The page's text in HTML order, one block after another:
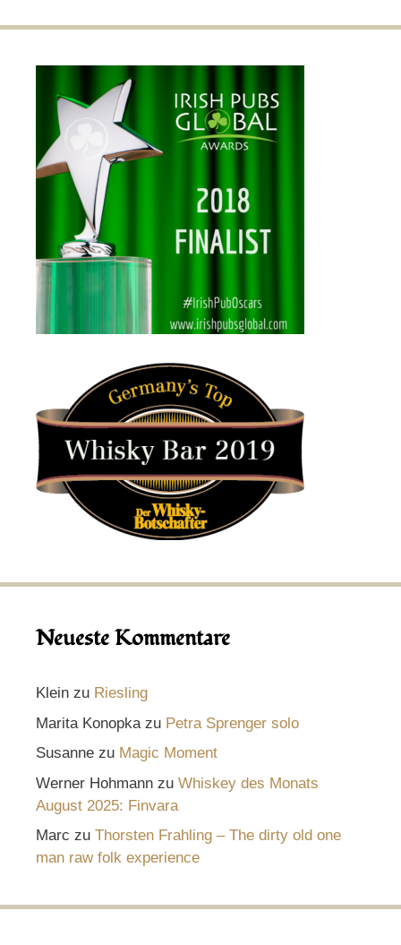
Neueste Kommentare
Klein zu Riesling
Marita Konopka zu Petra Sprenger solo
Susanne zu Magic Moment
Werner Hohmann zu Whiskey des Monats
August 2025: Finvara
Marc zu Thorsten Frahling – The dirty old one
man raw folk experience